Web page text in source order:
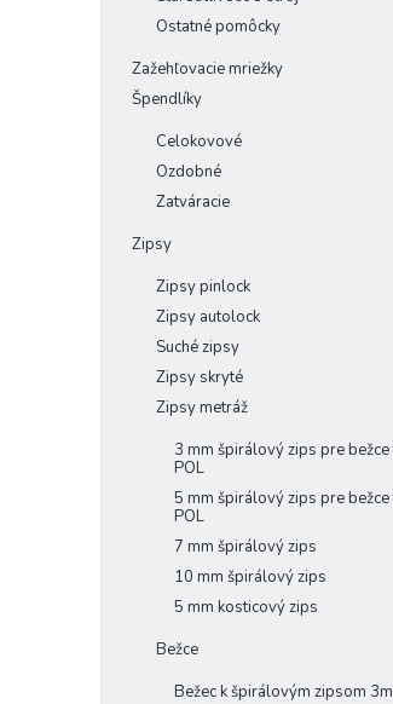
Ostatné pomôcky
Zažehľovacie mriežky
Špendlíky
Celokovové
Ozdobné
Zatváracie
Zipsy
Zipsy pinlock
Zipsy autolock
Suché zipsy
Zipsy skryté
Zipsy metráž
3 mm špirálový zips pre bežce
POL
5 mm špirálový zips pre bežce
POL
7 mm špirálový zips
10 mm špirálový zips
5 mm kosticový zips
Bežce
Bežec k špirálovým zipsom